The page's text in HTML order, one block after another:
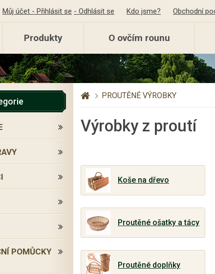
Můj účet - Přihlásit se - Odhlásit se Kdo jsme? Obchodní
Produkty O ovčím rounu
POMŮCKY
PROUTĚNÉ VÝROBKY
Výrobky z proutí
Koše na dřevo
Proutěné ošatky a tácy
Proutěné doplňky